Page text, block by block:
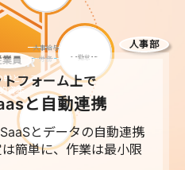
HR
軸となる
資本
人事部
員
人事給与
勤怠
労務
フォーム上で
と自動連携
とデータの自動連携
簡単に、作業は最小限